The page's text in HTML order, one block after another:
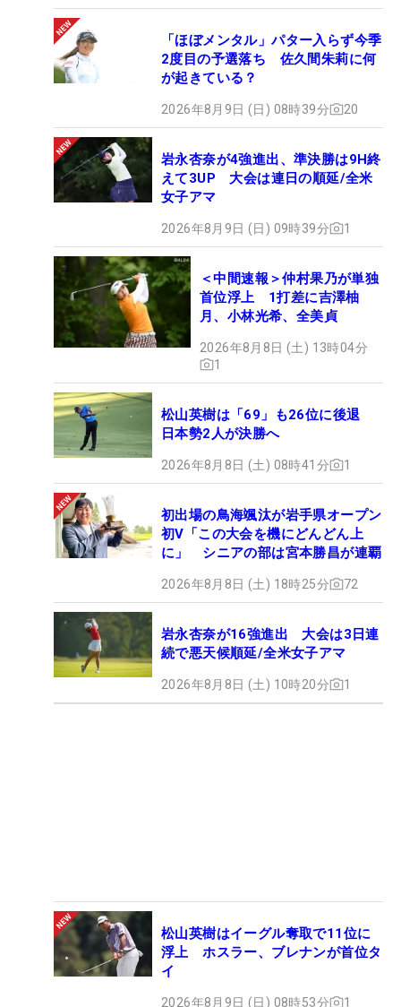
「ほぼメンタル」パター入らず今季
2度目の予選落ち 佐久間朱莉に何
が起きている？
2026年8月9日 (日) 08時39分 20
岩永杏奈が4強進出、準決勝は9H終
えて3UP 大会は連日の順延/全米
女子アマ
2026年8月9日 (日) 09時39分 1
＜中間速報＞仲村果乃が単独
首位浮上 1打差に吉澤柚
月、小林光希、全美貞
2026年8月8日 (土) 13時04分
1
松山英樹は「69」も26位に後退
日本勢2人が決勝へ
2026年8月8日 (土) 08時41分 1
初出場の鳥海颯汰が岩手県オープン
初V「この大会を機にどんどん上
に」 シニアの部は宮本勝昌が連覇
2026年8月8日 (土) 18時25分 72
岩永杏奈が16強進出 大会は3日連
続で悪天候順延/全米女子アマ
2026年8月8日 (土) 10時20分 1
松山英樹はイーグル奪取で11位に
浮上 ホスラー、ブレナンが首位タ
イ
2026年8月9日 (日) 08時53分 1